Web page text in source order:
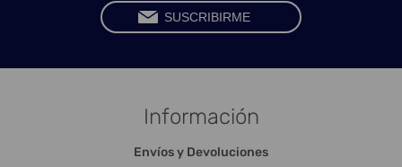
Información
Envíos y Devoluciones